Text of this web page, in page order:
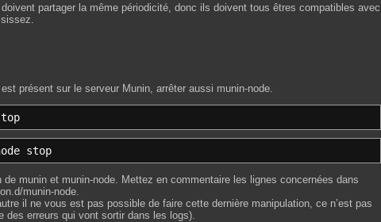
partager la même périodicité, donc ils doivent tous êtres compatibles avec
présent sur le serveur Munin, arrêter aussi munin-node.
stop
munin et munin-node. Mettez en commentaire les lignes concernées dans
munin-node.
il ne vous est pas possible de faire cette dernière manipulation, ce n’est pas
des erreurs qui vont sortir dans les logs).